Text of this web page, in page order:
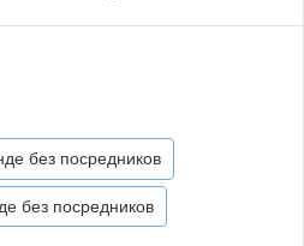
без посредников
без посредников